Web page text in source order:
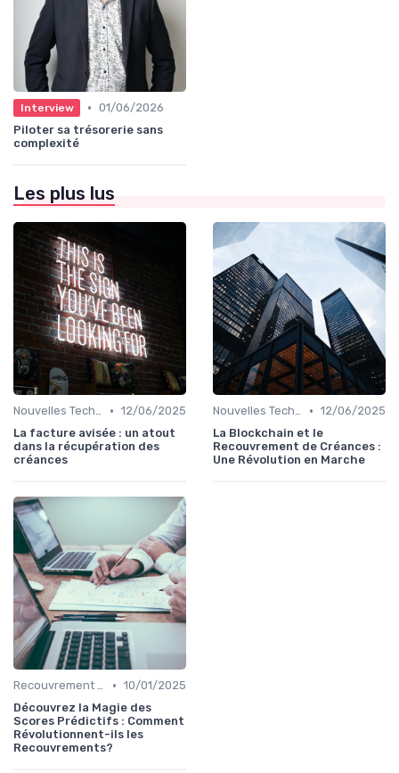
Interview • 01/06/2026
Piloter sa trésorerie sans
complexité
Les plus lus
Nouvelles Technologies en Recouvrement de Créances • 12/06/2025
La facture avisée : un atout
dans la récupération des
créances
Nouvelles Technologies en Recouvrement de Créances • 12/06/2025
La Blockchain et le
Recouvrement de Créances :
Une Révolution en Marche
Recouvrement et Intelligence Artificielle • 10/01/2025
Découvrez la Magie des
Scores Prédictifs : Comment
Révolutionnent-ils les
Recouvrements?